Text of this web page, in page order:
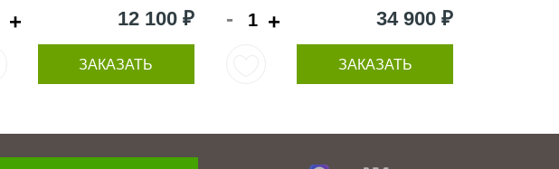
+ 12 100 ₽
ЗАКАЗАТЬ
- + 34 900 ₽
ЗАКАЗАТЬ